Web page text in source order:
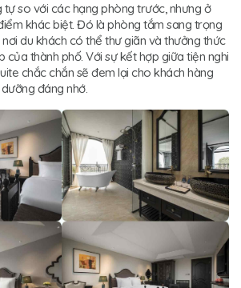
tự so với các hạng phòng trước, nhưng ở
khác biệt. Đó là phòng tắm sang trọng
du khách có thể thư giãn và thưởng thức
của thành phố. Với sự kết hợp giữa tiện nghi
chắc chắn sẽ đem lại cho khách hàng
đáng nhớ.